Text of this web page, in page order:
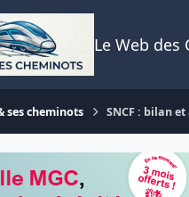
Le Web des
ses cheminots SNCF : bilan